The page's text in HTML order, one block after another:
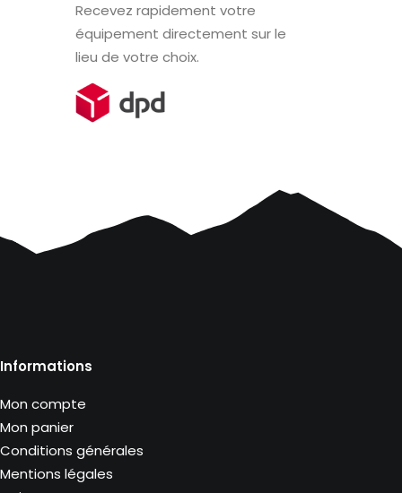
Recevez rapidement votre
équipement directement sur le
lieu de votre choix.
Informations
Mon compte
Mon panier
Conditions générales
Mentions légales